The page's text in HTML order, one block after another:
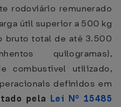
rodoviário remunerado
útil superior a 500 kg
bruto total de até 3.500
quilogramas),
combustível utilizado,
definidos em
pela Lei Nº 15485